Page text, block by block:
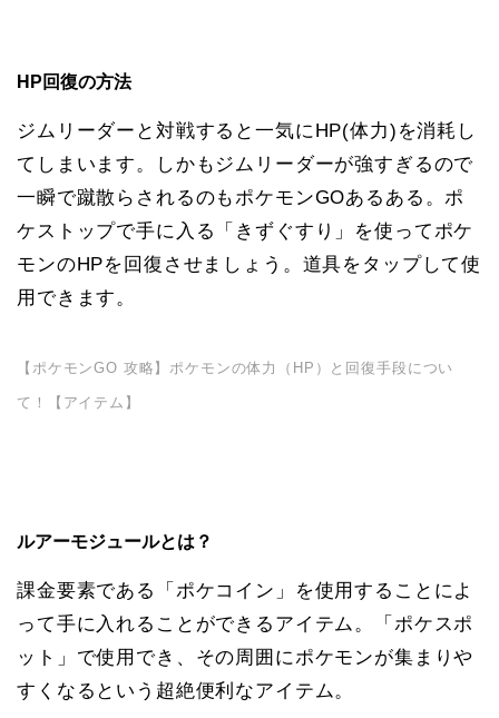
HP回復の方法
ジムリーダーと対戦すると一気にHP(体力)を消耗し
てしまいます。しかもジムリーダーが強すぎるので
一瞬で蹴散らされるのもポケモンGOあるある。ポ
ケストップで手に入る「きずぐすり」を使ってポケ
モンのHPを回復させましょう。道具をタップして使
用できます。
【ポケモンGO 攻略】ポケモンの体力（HP）と回復手段につい
て！【アイテム】
ルアーモジュールとは？
課金要素である「ポケコイン」を使用することによ
って手に入れることができるアイテム。「ポケスポ
ット」で使用でき、その周囲にポケモンが集まりや
すくなるという超絶便利なアイテム。